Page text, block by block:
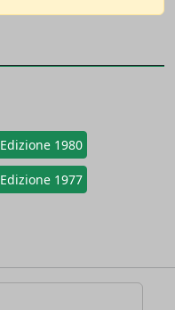
Edizione 1980
Edizione 1977